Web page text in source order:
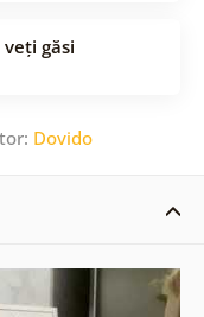
găsi
Dovido